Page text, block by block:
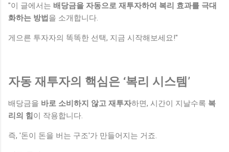
"이 글에서는 배당금을 자동으로 재투자하여 복리 효과를 극대
화하는 방법 을 소개합니다.
게으른 투자자의 똑똑한 선택, 지금 시작해보세요!"
자동 재투자의 핵심은 ‘복리 시스템’
배당금을 바로 소비하지 않고 재투자하면, 시간이 지날수록 복
리의 힘 이 작용합니다.
즉, '돈이 돈을 버는 구조'가 만들어지는 거죠.